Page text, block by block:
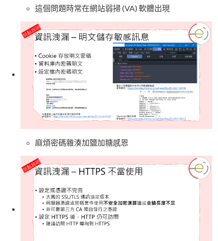
這個問題時常在網站弱掃 (VA) 軟體出現
麻煩密碼雜湊加鹽加糖感恩